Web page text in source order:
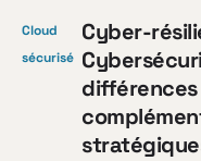
Cloud
sécurisé
Cyber-